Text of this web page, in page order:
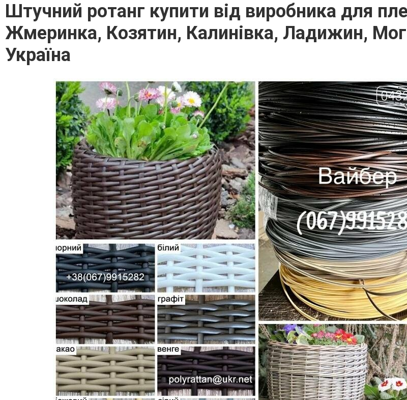
Штучний ротанг купити від виробника для
Жмеринка, Козятин, Калинівка, Ладижин,
Україна